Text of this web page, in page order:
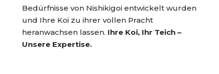
Bedürfnisse von Nishikigoi entwickelt wurden
und Ihre Koi zu ihrer vollen Pracht
heranwachsen lassen. Ihre Koi, Ihr Teich –
Unsere Expertise.